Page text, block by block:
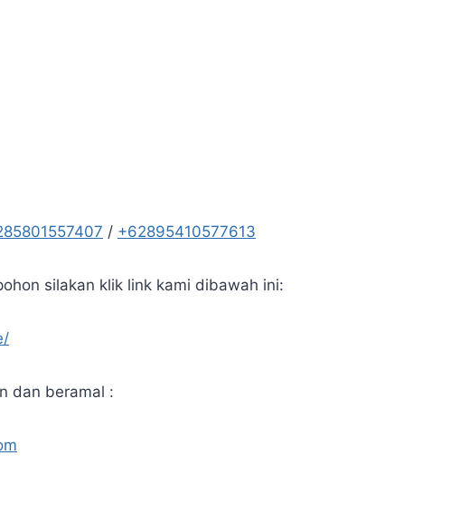
/ +62895410577613
silakan klik link kami dibawah ini:
dan beramal :